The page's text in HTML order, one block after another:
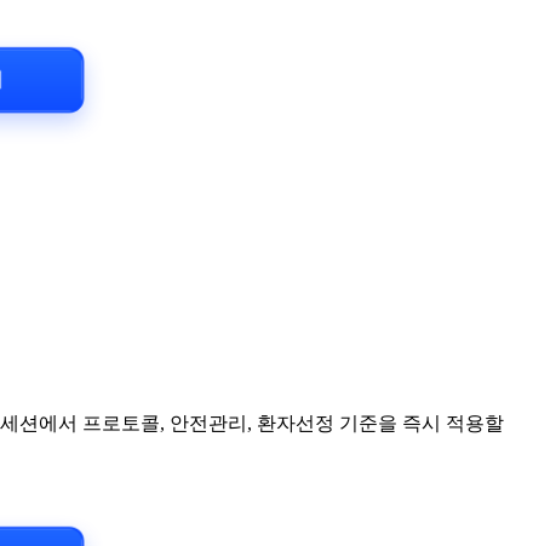
션에서 프로토콜, 안전관리, 환자선정 기준을 즉시 적용할